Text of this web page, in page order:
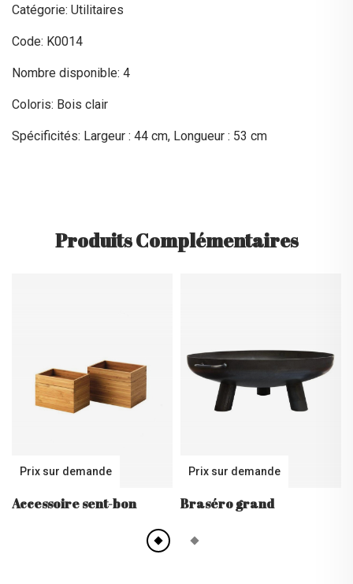
Catégorie: Utilitaires
Code: K0014
Nombre disponible: 4
Coloris: Bois clair
Spécificités: Largeur : 44 cm, Longueur : 53 cm
Produits Complémentaires
Prix sur demande
Accessoire sent-bon
Prix sur demande
Braséro grand